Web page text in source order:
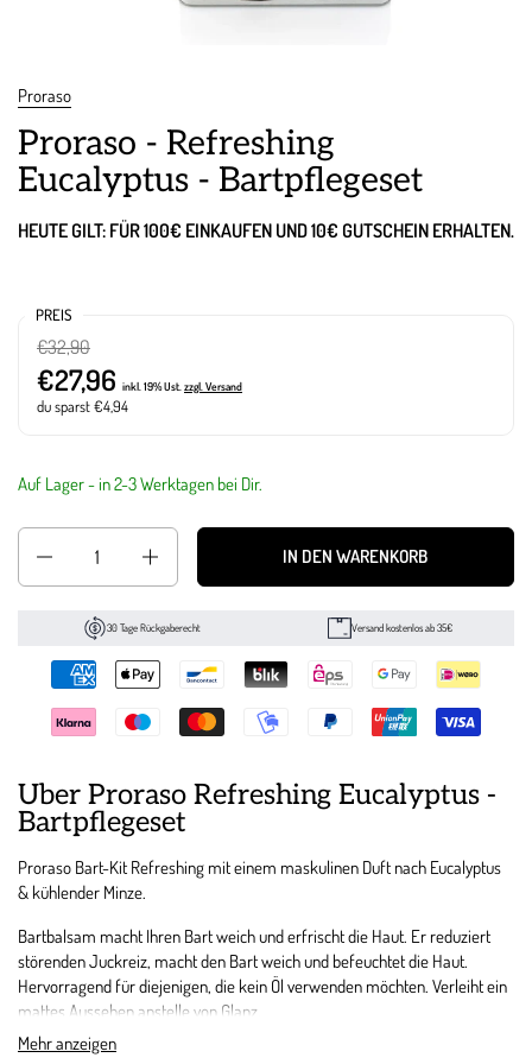
Proraso
Proraso - Refreshing
Eucalyptus - Bartpflegeset
HEUTE GILT: FÜR 100€ EINKAUFEN UND 10€ GUTSCHEIN ERHALTEN.
PREIS
€27,96 inkl. 19% Ust. zzgl. Versand
€32,90
du sparst €4,94
Auf Lager - in 2-3 Werktagen bei Dir.
IN DEN WARENKORB
30 Tage Rückgaberecht Versand kostenlos ab 35€
Mehr anzeigen
Über Proraso Refreshing Eucalyptus -
Bartpflegeset
Proraso Bart-Kit Refreshing mit einem maskulinen Duft nach Eucalyptus
& kühlender Minze.
Bartbalsam macht Ihren Bart weich und erfrischt die Haut. Er reduziert
störenden Juckreiz, macht den Bart weich und befeuchtet die Haut.
Hervorragend für diejenigen, die kein Öl verwenden möchten. Verleiht ein
mattes Aussehen anstelle von Glanz.
Bart Shampoo ist ein sanftes und wirksames Reinigungsmittel für Bart